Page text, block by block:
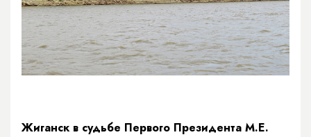
Жиганск в судьбе Первого Президента М.Е.